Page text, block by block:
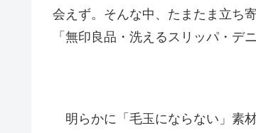
会えず。そんな中、たまたま立ち
「無印良品・洗えるスリッパ・デ
明らかに「毛玉にならない」素